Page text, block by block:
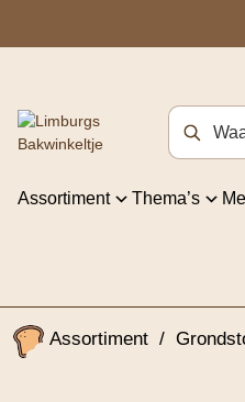
Zoekterm
Assortiment Thema’s
Assortiment /